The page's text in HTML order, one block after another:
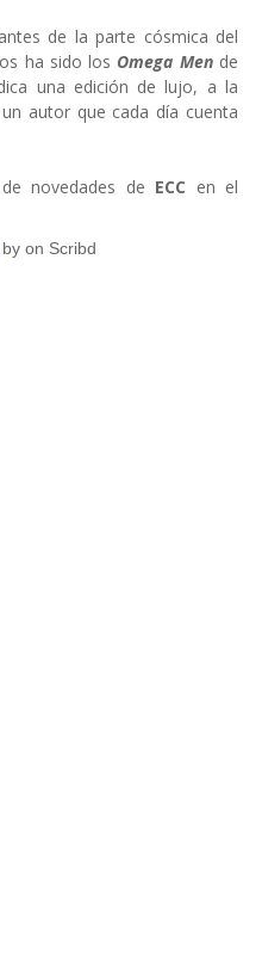
de la parte cósmica del
ha sido los Omega Mende
una edición de lujo, a la
autor que cada día cuenta
novedades de ECC en el
by on Scribd